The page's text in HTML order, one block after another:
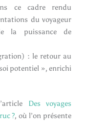
ce cadre rendu
du voyageur
la puissance de
: le retour au
potentiel », enrichi
Des voyages
?, où l’on présente